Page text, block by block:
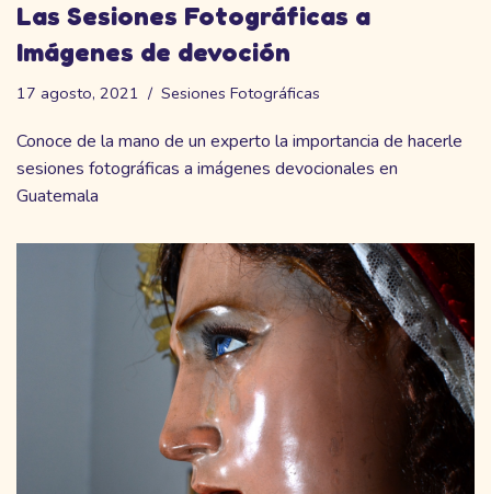
Las Sesiones Fotográficas a
Imágenes de devoción
17 agosto, 2021 Sesiones Fotográficas
Conoce de la mano de un experto la importancia de hacerle
sesiones fotográficas a imágenes devocionales en
Guatemala